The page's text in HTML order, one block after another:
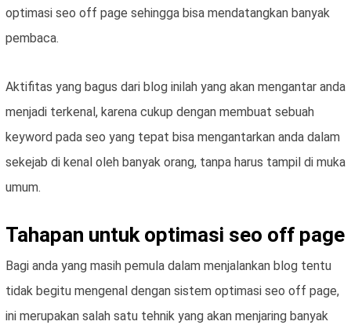
optimasi seo off page sehingga bisa mendatangkan banyak
pembaca.
Aktifitas yang bagus dari blog inilah yang akan mengantar anda
menjadi terkenal, karena cukup dengan membuat sebuah
keyword pada seo yang tepat bisa mengantarkan anda dalam
sekejab di kenal oleh banyak orang, tanpa harus tampil di muka
umum.
Tahapan untuk optimasi seo off page
Bagi anda yang masih pemula dalam menjalankan blog tentu
tidak begitu mengenal dengan sistem optimasi seo off page,
ini merupakan salah satu tehnik yang akan menjaring banyak